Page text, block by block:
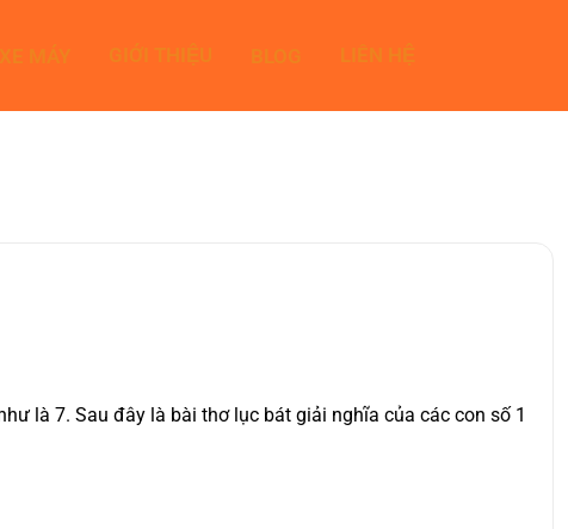
là 7. Sau đây là bài thơ lục bát giải nghĩa của các con số 1